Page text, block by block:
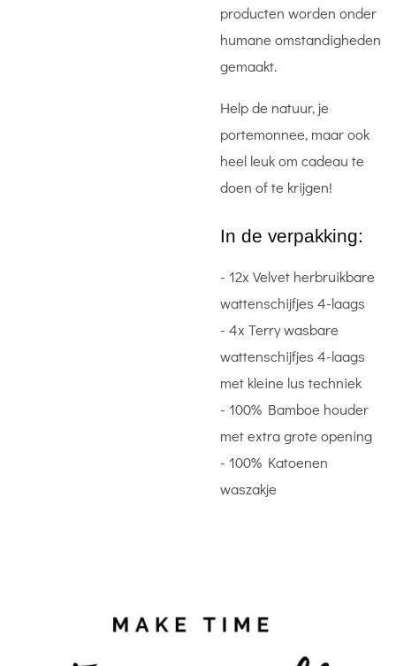
producten worden onder
humane omstandigheden
gemaakt.
Help de natuur, je
portemonnee, maar ook
heel leuk om cadeau te
doen of te krijgen!
In de verpakking:
- 12x Velvet herbruikbare
wattenschijfjes 4-laags
- 4x Terry wasbare
wattenschijfjes 4-laags
met kleine lus techniek
- 100% Bamboe houder
met extra grote opening
- 100% Katoenen
waszakje